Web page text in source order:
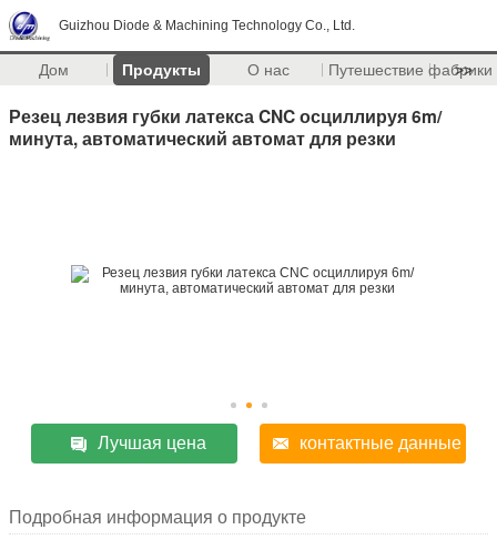
Guizhou Diode & Machining Technology Co., Ltd.
Дом Продукты О нас Путешествие фабрики
>>
Резец лезвия губки латекса CNC осциллируя 6m/
минута, автоматический автомат для резки
Лучшая цена контактные данные
Подробная информация о продукте